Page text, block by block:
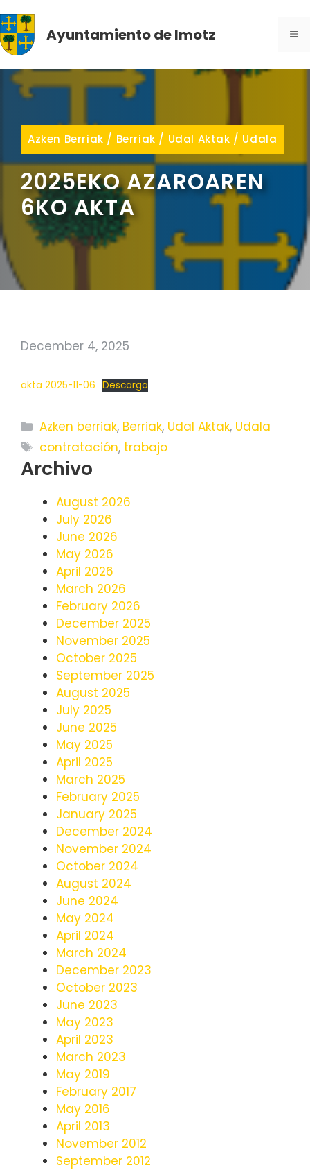
to
contentAyuntamiento de Imotz
Azken Berriak / Berriak / Udal Aktak / Udala
2025EKO AZAROAREN
6KO AKTA
December 4, 2025
akta 2025-11-06 Descarga
Categories
Azken berriak, Berriak, Udal Aktak, Udala
Tags
contratación, trabajo
Archivo
August 2026
July 2026
June 2026
May 2026
April 2026
March 2026
February 2026
December 2025
November 2025
October 2025
September 2025
August 2025
July 2025
June 2025
May 2025
April 2025
March 2025
February 2025
January 2025
December 2024
November 2024
October 2024
August 2024
June 2024
May 2024
April 2024
March 2024
December 2023
October 2023
June 2023
May 2023
April 2023
March 2023
May 2019
February 2017
May 2016
April 2013
November 2012
September 2012